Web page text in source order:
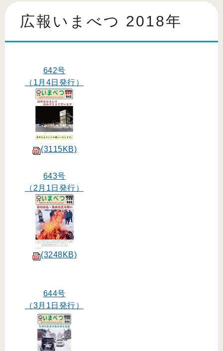
広報いまべつ 2018年
642号
（1月4日発行）
(3115KB)
643号
（2月1日発行）
(3248KB)
644号
（3月1日発行）